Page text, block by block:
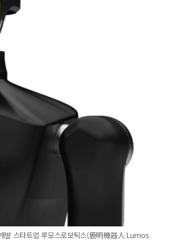
발 스타트업 루모스로보틱스(鹿明機器人∙Lumos